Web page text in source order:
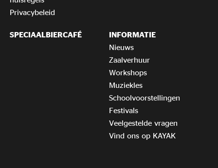
Privacybeleid
SPECIAALBIERCAFÉ
INFORMATIE
Nieuws
Zaalverhuur
Workshops
Muziekles
Schoolvoorstellingen
Festivals
Veelgestelde vragen
Vind ons op KAYAK